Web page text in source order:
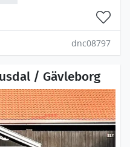
dnc08797
/ Gävleborg